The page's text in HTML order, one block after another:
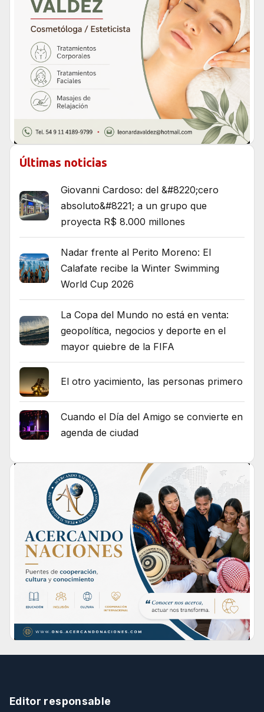
Últimas noticias
Giovanni Cardoso: del &#8220;cero
absoluto&#8221; a un grupo que
proyecta R$ 8.000 millones
Nadar frente al Perito Moreno: El
Calafate recibe la Winter Swimming
World Cup 2026
La Copa del Mundo no está en venta:
geopolítica, negocios y deporte en el
mayor quiebre de la FIFA
El otro yacimiento, las personas primero
Cuando el Día del Amigo se convierte en
agenda de ciudad
Editor responsable